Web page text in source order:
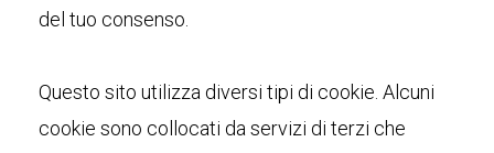
del tuo consenso.
Questo sito utilizza diversi tipi di cookie. Alcuni
cookie sono collocati da servizi di terzi che